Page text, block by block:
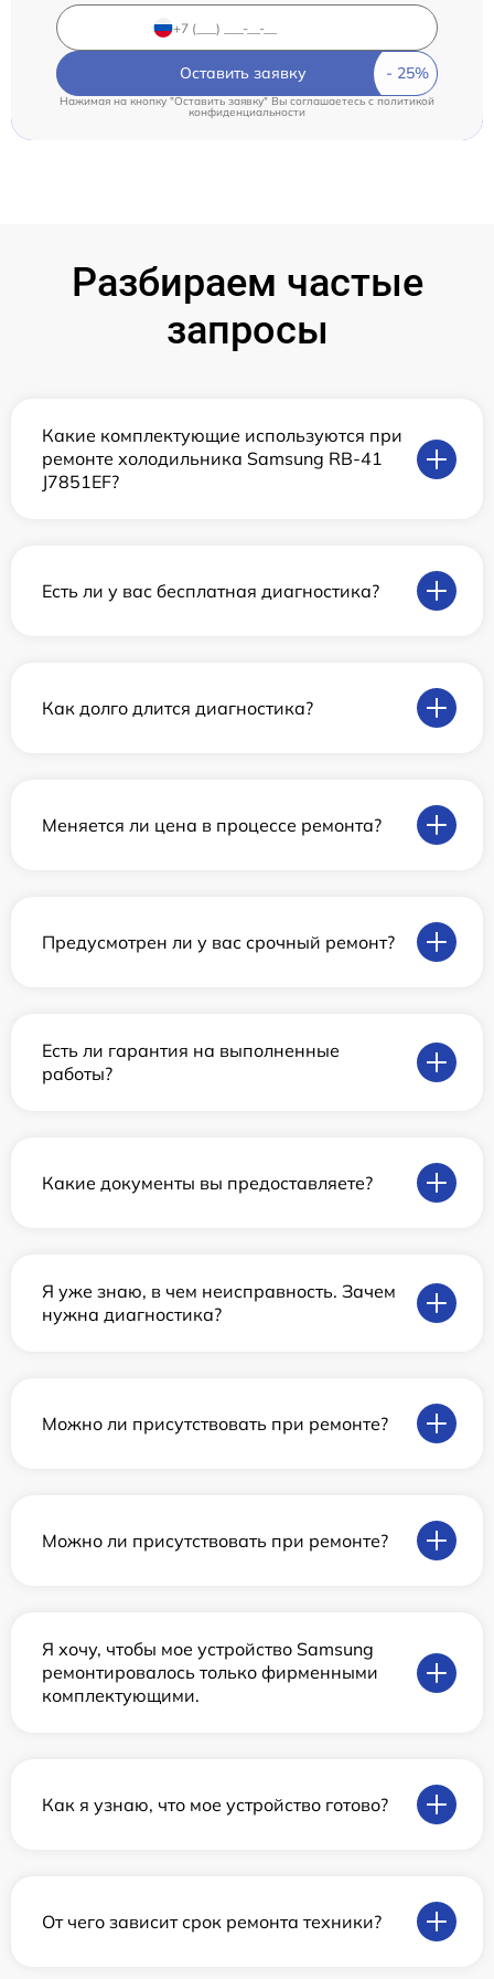
Оставить заявку
Нажимая на кнопку "Оставить заявку" Вы соглашаетесь c политикой
конфиденциальности
Разбираем частые
запросы
Какие комплектующие используются при
ремонте холодильника Samsung RB-41
J7851EF?
Есть ли у вас бесплатная диагностика?
Как долго длится диагностика?
Меняется ли цена в процессе ремонта?
Предусмотрен ли у вас срочный ремонт?
Есть ли гарантия на выполненные
работы?
Какие документы вы предоставляете?
Я уже знаю, в чем неисправность. Зачем
нужна диагностика?
Можно ли присутствовать при ремонте?
Можно ли присутствовать при ремонте?
Я хочу, чтобы мое устройство Samsung
ремонтировалось только фирменными
комплектующими.
Как я узнаю, что мое устройство готово?
От чего зависит срок ремонта техники?